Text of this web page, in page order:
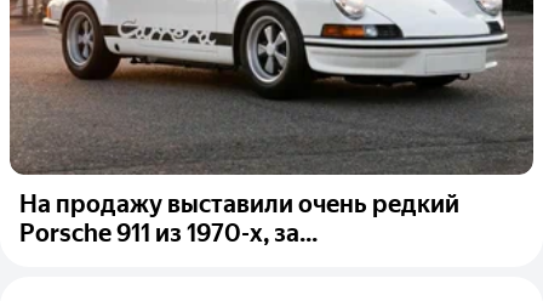
На продажу выставили очень редкий
Porsche 911 из 1970-х, за...